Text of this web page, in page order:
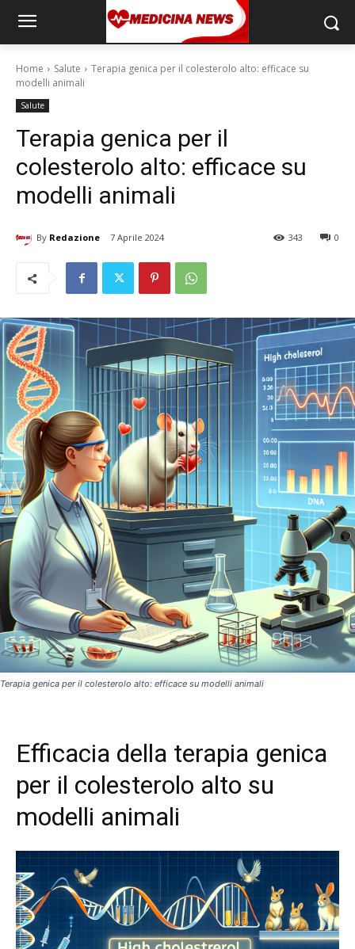
Home Salute
Terapia genica per il colesterolo alto: efficace su
modelli animali
Salute
Terapia genica per il
colesterolo alto: efficace su
modelli animali
By Redazione 7 Aprile 2024 0
343
Terapia genica per il colesterolo alto: efficace su modelli animali
Efficacia della terapia genica
per il colesterolo alto su
modelli animali